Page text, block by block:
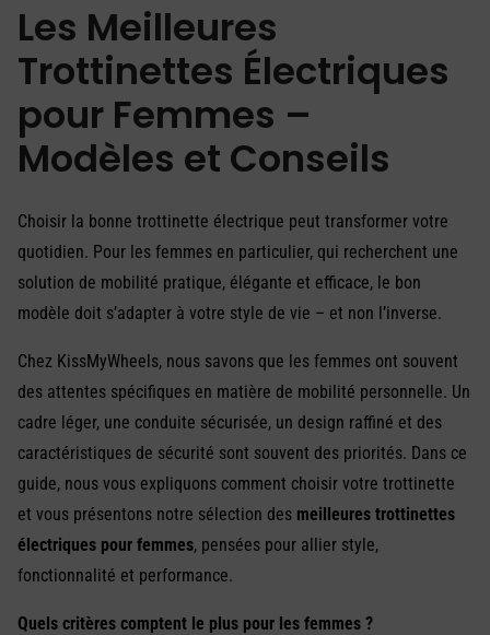
Les Meilleures
Trottinettes Électriques
pour Femmes –
Modèles et Conseils
Choisir la bonne trottinette électrique peut transformer votre
quotidien. Pour les femmes en particulier, qui recherchent une
solution de mobilité pratique, élégante et efficace, le bon
modèle doit s’adapter à votre style de vie – et non l’inverse.
Chez KissMyWheels, nous savons que les femmes ont souvent
des attentes spécifiques en matière de mobilité personnelle. Un
cadre léger, une conduite sécurisée, un design raffiné et des
caractéristiques de sécurité sont souvent des priorités. Dans ce
guide, nous vous expliquons comment choisir votre trottinette
et vous présentons notre sélection des meilleures trottinettes
électriques pour femmes, pensées pour allier style,
fonctionnalité et performance.
Quels critères comptent le plus pour les femmes ?